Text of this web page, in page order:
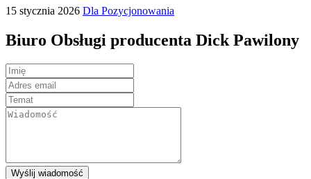
15 stycznia 2026 Dla Pozycjonowania
Biuro Obsługi producenta Dick Pawilony
Wyślij wiadomość